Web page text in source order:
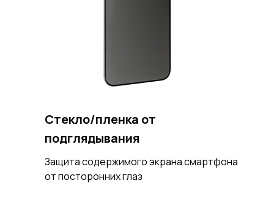
Стекло/пленка от
подглядывания
Защита содержимого экрана смартфона
от посторонних глаз